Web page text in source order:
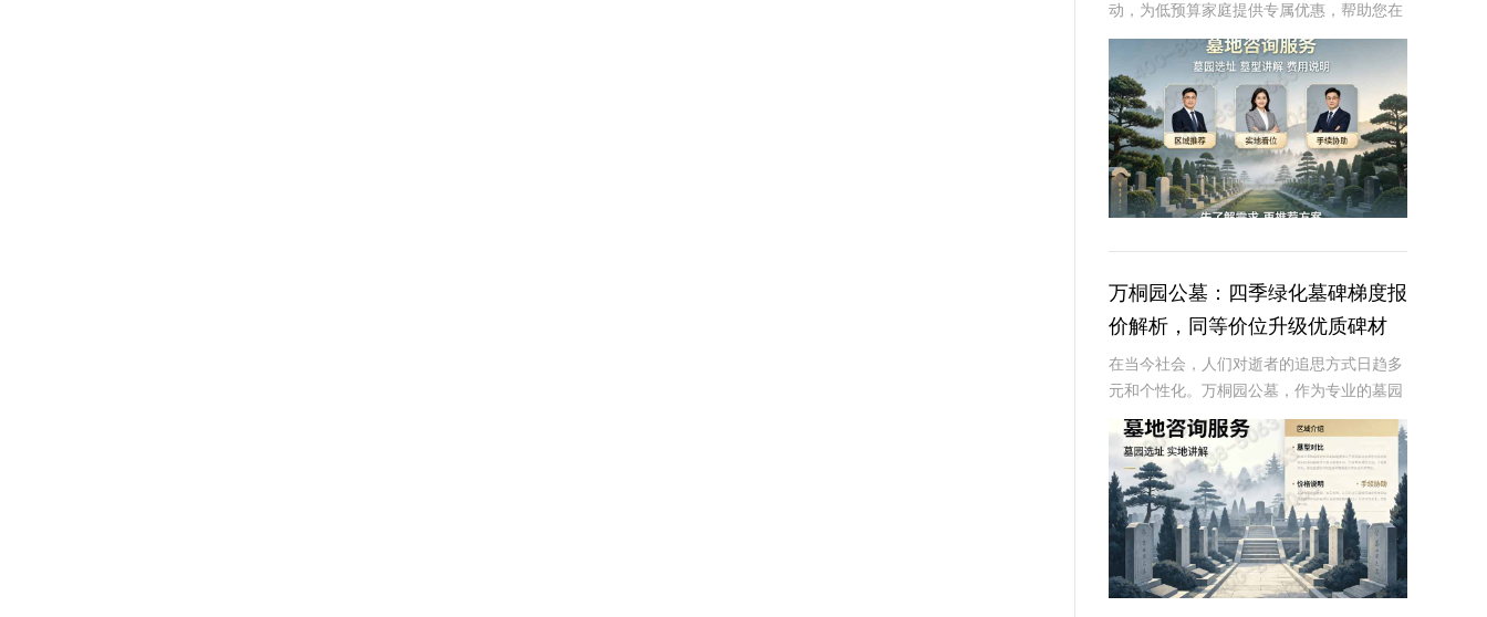
动，为低预算家庭提供专属优惠，帮助您在
预算有限的情况下，也能为逝者选择一款经
济实惠且美观的墓碑。☎ 施孝园陵园电
话:400-838-5063平价基础墓碑的特点：
万桐园公墓：四季绿化墓碑梯度报
价解析，同等价位升级优质碑材
在当今社会，人们对逝者的追思方式日趋多
元和个性化。万桐园公墓，作为专业的墓园
服务运营商，专注于提供高品质的绿化墓碑
服务，旨在为家属打造一个既生态又美观的
纪念空间。本文将详细解读万桐园公墓四季
绿化墓碑的